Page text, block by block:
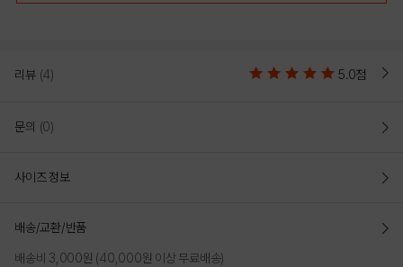
허벅지를 편하게 감싸는 패턴의
리뷰 (4) 5.0점
문의 (0)
사이즈 정보
배송/교환/반품
배송비 3,000원 (40,000원 이상 무료배송)